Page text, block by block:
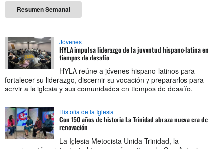
Resumen Semanal
Jóvenes
HYLA impulsa liderazgo de la juventud hispano-latina en
tiempos de desafío
HYLA reúne a jóvenes hispano-latinos para
fortalecer su liderazgo, discernir su vocación y prepararlos para
servir a la iglesia y sus comunidades en tiempos de desafío.
Historia de la Iglesia
Con 150 años de historia La Trinidad abraza nueva era de
renovación
La Iglesia Metodista Unida Trinidad, la